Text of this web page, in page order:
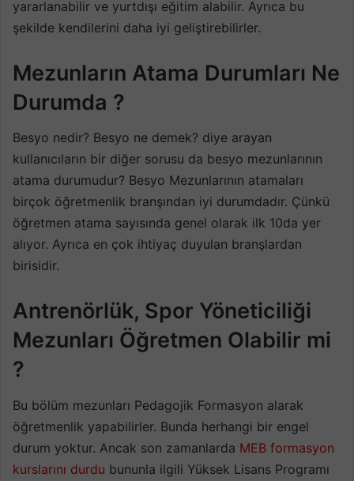
yararlanabilir ve yurtdışı eğitim alabilir. Ayrıca bu
şekilde kendilerini daha iyi geliştirebilirler.
Mezunların Atama Durumları Ne
Durumda ?
Besyo nedir? Besyo ne demek? diye arayan
kullanıcıların bir diğer sorusu da besyo mezunlarının
atama durumudur? Besyo Mezunlarının atamaları
birçok öğretmenlik branşından iyi durumdadır. Çünkü
öğretmen atama sayısında genel olarak ilk 10da yer
alıyor. Ayrıca en çok ihtiyaç duyulan branşlardan
birisidir.
Antrenörlük, Spor Yöneticiliği
Mezunları Öğretmen Olabilir mi
?
Bu bölüm mezunları Pedagojik Formasyon alarak
öğretmenlik yapabilirler. Bunda herhangi bir engel
durum yoktur. Ancak son zamanlarda MEB formasyon
kurslarını durdu bununla ilgili Yüksek Lisans Programı